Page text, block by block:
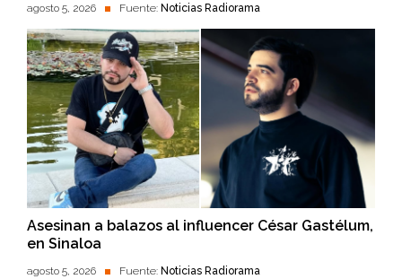
agosto 5, 2026 Fuente: Noticias Radiorama
Asesinan a balazos al influencer César Gastélum,
en Sinaloa
agosto 5, 2026 Fuente: Noticias Radiorama